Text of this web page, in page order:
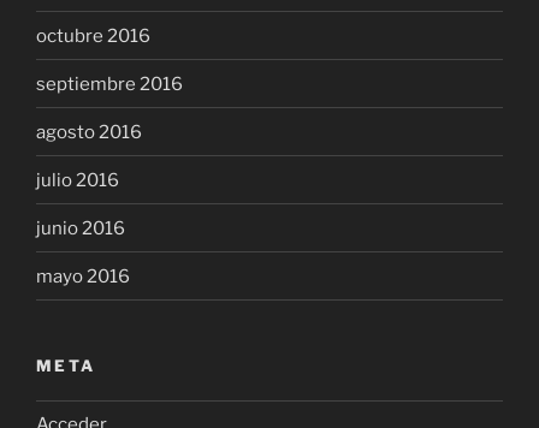
octubre 2016
septiembre 2016
agosto 2016
julio 2016
junio 2016
mayo 2016
META